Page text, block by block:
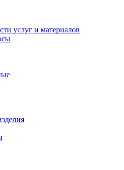
услуг и материалов